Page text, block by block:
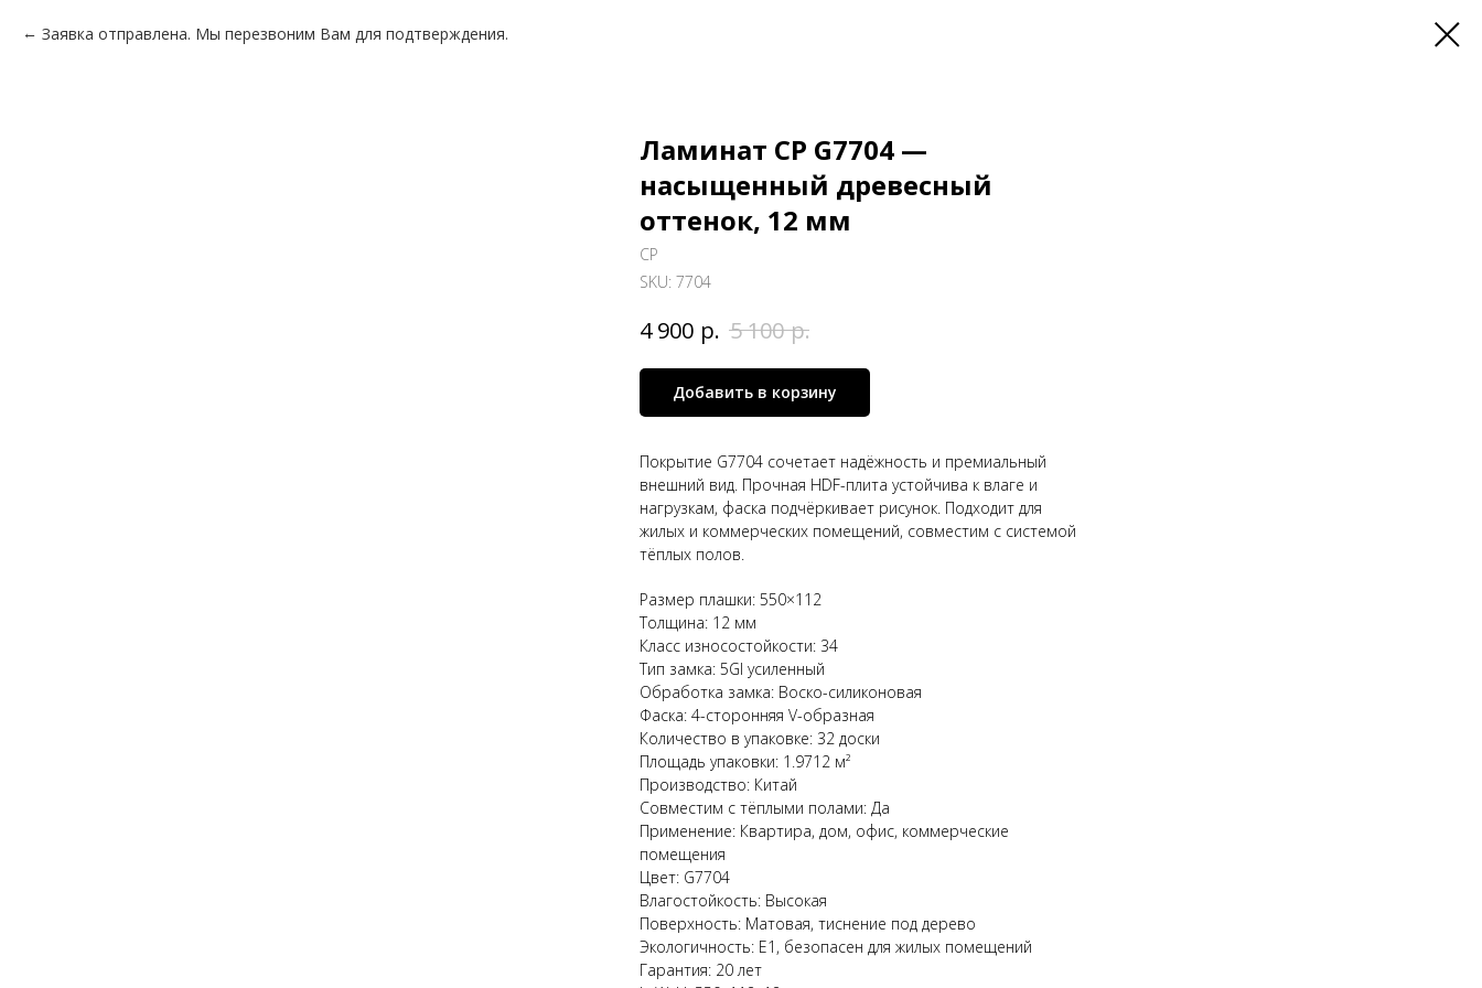
Заявка отправлена. Мы перезвоним Вам для подтверждения.
Ламинат CP G7704 —
насыщенный древесный
оттенок, 12 мм
СP
SKU: 7704
4 900 р. 5 100 р.
Добавить в корзину
Покрытие G7704 сочетает надёжность и премиальный
внешний вид. Прочная HDF-плита устойчива к влаге и
нагрузкам, фаска подчёркивает рисунок. Подходит для
жилых и коммерческих помещений, совместим с системой
тёплых полов.
Размер плашки: 550×112
Толщина: 12 мм
Класс износостойкости: 34
Тип замка: 5GI усиленный
Обработка замка: Воско-силиконовая
Фаска: 4-сторонняя V-образная
Количество в упаковке: 32 доски
Площадь упаковки: 1.9712 м²
Производство: Китай
Совместим с тёплыми полами: Да
Применение: Квартира, дом, офис, коммерческие
помещения
Цвет: G7704
Влагостойкость: Высокая
Поверхность: Матовая, тиснение под дерево
Экологичность: E1, безопасен для жилых помещений
Гарантия: 20 лет